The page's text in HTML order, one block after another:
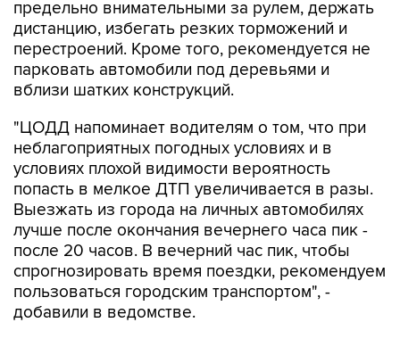
перестроений. Кроме того, рекомендуется не
парковать автомобили под деревьями и
вблизи шатких конструкций.
"ЦОДД напоминает водителям о том, что при
условиях плохой видимости вероятность
попасть в мелкое ДТП увеличивается в разы.
Выезжать из города на личных автомобилях
лучше после окончания вечернего часа пик -
после 20 часов. В вечерний час пик, чтобы
спрогнозировать время поездки, рекомендуем
пользоваться городским транспортом", -
добавили в ведомстве.
Ранее в пресс-службе комплекса городского